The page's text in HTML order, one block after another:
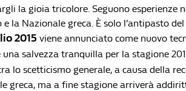
la gioia tricolore. Seguono esperienze
e la Nazionale greca. È solo l’antipasto
2015 viene annunciato come nuovo
una salvezza tranquilla per la stagione
lo scetticismo generale, a causa della
greca, ma a fine stagione arriverà